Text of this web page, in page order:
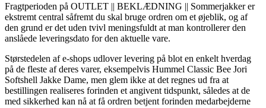
Fragtperioden på OUTLET || BEKLÆDNING || Sommerjakker er
ekstremt central såfremt du skal bruge ordren om et øjeblik, og af
den grund er det uden tvivl meningsfuldt at man kontrollerer den
anslåede leveringsdato for den aktuelle vare.
Størstedelen af e-shops udlover levering på blot en enkelt hverdag
på de fleste af deres varer, eksempelvis Hummel Classic Bee Jori
Softshell Jakke Dame, men glem ikke at det regnes ud fra at
bestillingen realiseres forinden et angivent tidspunkt, således at de
med sikkerhed kan nå at få ordren betjent forinden medarbejderne